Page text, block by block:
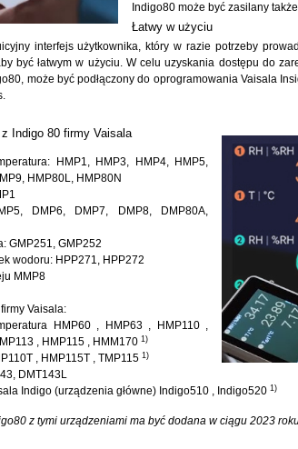
Indigo80 może być zasilany
Łatwy w użyciu
interfejs użytkownika, który w razie potrzeby
być łatwym w użyciu. W celu uzyskania dostępu do
może być podłączony do oprogramowania Vaisala
Indigo 80 firmy Vaisala
HMP1, HMP3, HMP4, HMP5,
HMP80L, HMP80N
DMP6, DMP7, DMP8, DMP80A,
GMP251, GMP252
wodoru: HPP271, HPP272
MMP8
Vaisala:
HMP60 , HMP63 , HMP110 ,
, HMP115 , HMM170 1)
, HMP115T , TMP115 1)
DMT143L
Indigo (urządzenia główne) Indigo510 , Indigo520 1)
z tymi urządzeniami ma być dodana w ciągu 2023